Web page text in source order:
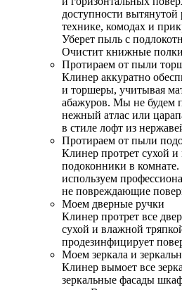
доступности
технике, комодах и
Уберет пыль с
Очистит книжные
Протираем от пыли
Клинер аккуратно
и торшеры, учитывая
абажуров. Мы не будем
нежный атлас или
в стиле лофт из
Протираем от пыли
Клинер протрет сухой
подоконники в
используем
не повреждающие
Моем дверные ручки
Клинер протрет все
сухой и влажной
продезинфицирует
Моем зеркала и
Клинер вымоет все
зеркальные фасады